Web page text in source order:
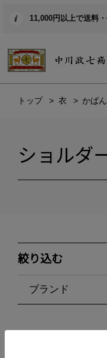
11,000円以上で送料
トップ 衣 かばん
ショルダ
絞り込む
ブランド